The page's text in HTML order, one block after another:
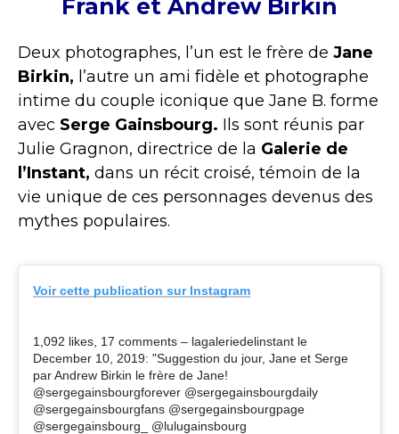
Frank et Andrew Birkin
Deux photographes, l’un est le frère de Jane
Birkin, l’autre un ami fidèle et photographe
intime du couple iconique que Jane B. forme
avec Serge Gainsbourg. Ils sont réunis par
Julie Gragnon, directrice de la Galerie de
l’Instant, dans un récit croisé, témoin de la
vie unique de ces personnages devenus des
mythes populaires.
Voir cette publication sur Instagram
1,092 likes, 17 comments – lagaleriedelinstant le
December 10, 2019: "Suggestion du jour, Jane et Serge
par Andrew Birkin le frère de Jane!
@sergegainsbourgforever @sergegainsbourgdaily
@sergegainsbourgfans @sergegainsbourgpage
@sergegainsbourg_ @lulugainsbourg